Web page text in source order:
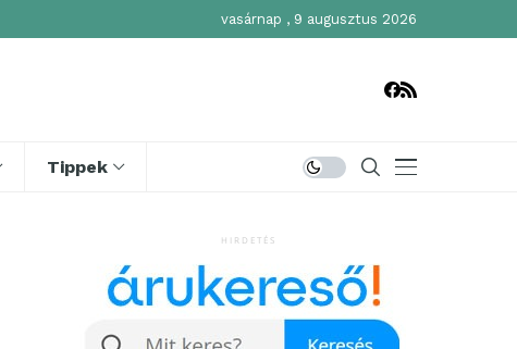
vasárnap , 9 augusztus 2026
Tippek
HIRDETÉS